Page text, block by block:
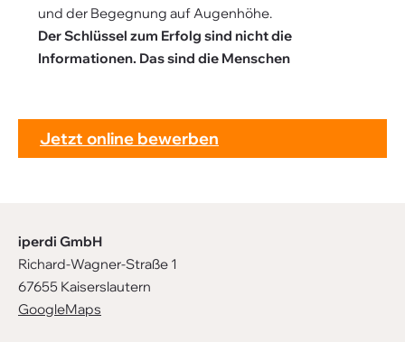
und der Begegnung auf Augenhöhe.
Der Schlüssel zum Erfolg sind nicht die
Informationen. Das sind die Menschen
Jetzt online bewerben
iperdi GmbH
Richard-Wagner-Straße 1
67655 Kaiserslautern
GoogleMaps